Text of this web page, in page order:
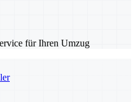
für Ihren Umzug